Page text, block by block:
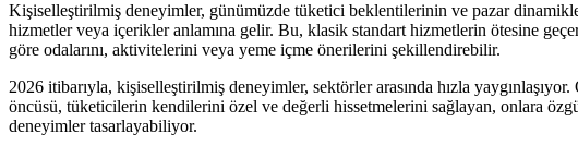
Kişiselleştirilmiş deneyimler, günümüzde tüketici beklentilerinin ve pazar
hizmetler veya içerikler anlamına gelir. Bu, klasik standart hizmetlerin ötesine
göre odalarını, aktivitelerini veya yeme içme önerilerini şekillendirebilir.
2026 itibarıyla, kişiselleştirilmiş deneyimler, sektörler arasında hızla
öncüsü, tüketicilerin kendilerini özel ve değerli hissetmelerini sağlayan, onlara
deneyimler tasarlayabiliyor.